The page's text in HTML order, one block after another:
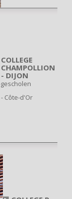
COLLEGE
CHAMPOLLION
- DIJON
- Côte-d'Or